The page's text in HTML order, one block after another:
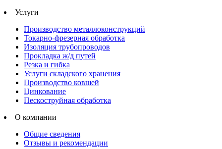
Услуги
Производство металлоконструкций
Токарно-фрезерная обработка
Изоляция трубопроводов
Прокладка ж/д путей
Резка и гибка
Услуги складского хранения
Производство ковшей
Цинкование
Пескоструйная обработка
О компании
Общие сведения
Отзывы и рекомендации